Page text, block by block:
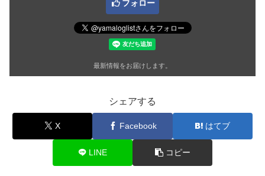
フォロー
最新情報をお届けします。
シェアする
X Facebook はてブ
LINE コピー